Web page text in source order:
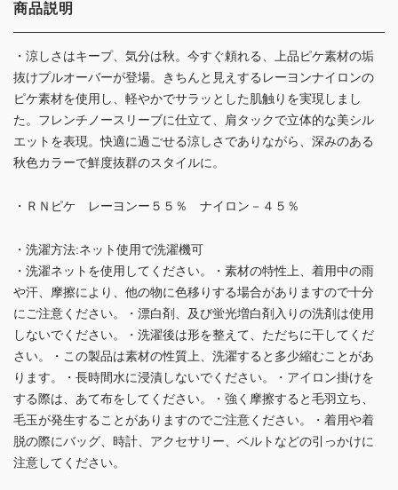
商品説明
・涼しさはキープ、気分は秋。今すぐ頼れる、上品ピケ素材の垢
抜けプルオーバーが登場。きちんと見えするレーヨンナイロンの
ピケ素材を使用し、軽やかでサラッとした肌触りを実現しまし
た。フレンチノースリーブに仕立て、肩タックで立体的な美シル
エットを表現。快適に過ごせる涼しさでありながら、深みのある
秋色カラーで鮮度抜群のスタイルに。
・ＲＮピケ レーヨンー５５％ ナイロン－４５％
・洗濯方法:ネット使用で洗濯機可
・洗濯ネットを使用してください。・素材の特性上、着用中の雨
や汗、摩擦により、他の物に色移りする場合がありますので十分
にご注意ください。・漂白剤、及び蛍光増白剤入りの洗剤は使用
しないでください。・洗濯後は形を整えて、ただちに干してくだ
さい。・この製品は素材の性質上、洗濯すると多少縮むことがあ
ります。・長時間水に浸漬しないでください。・アイロン掛けを
する際は、あて布をしてください。・強く摩擦すると毛羽立ち、
毛玉が発生することがありますのでご注意ください。・着用や着
脱の際にバッグ、時計、アクセサリー、ベルトなどの引っかけに
注意してください。